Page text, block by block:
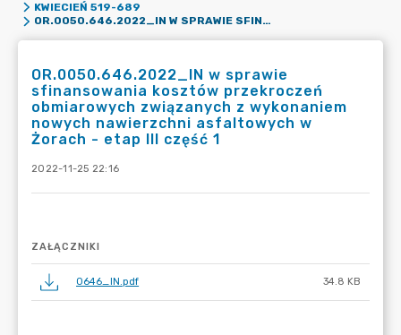
KWIECIEŃ 519-689
OR.0050.646.2022_IN W SPRAWIE SFINANSOWANIA KOSZTÓW PRZEKROCZEŃ OBMIAROWYCH ZWIĄZANYCH Z WYKONANIEM NOWYCH NAWIERZCHNI ASFALTOWYCH W ŻORACH - ETAP III CZĘŚĆ 1
OR.0050.646.2022_IN w sprawie
sfinansowania kosztów przekroczeń
obmiarowych związanych z wykonaniem
nowych nawierzchni asfaltowych w
Żorach - etap III część 1
2022-11-25 22:16
ZAŁĄCZNIKI
0646_IN.pdf 34.8 KB